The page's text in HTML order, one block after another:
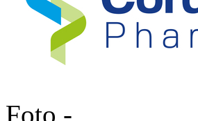
Foto -